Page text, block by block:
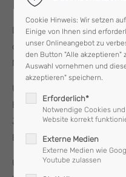
Der Eintrag "offcanvas-
Der Eintrag "offcanvas-
Bewerbsbank
Der Probebewerb zur
die Bewerbssaison fand
Mattighofen statt.
Unsere Jugendgruppe
Bewerbsluft schnuppern,
Jahren wieder mit einer
Bezirksbewerb antreten
Um optimal Trainieren zu
Cookie Hinweis: Wir setzen
Einige von Ihnen sind
unser Onlineangebot zu
den Button "Alle akzeptieren"
Auswahl vornehmen und
akzeptieren" speichern.
Erforderlich*
Notwendige Cookies
Website korrekt
Externe Medien
Externe Medien wie
Youtube zulassen